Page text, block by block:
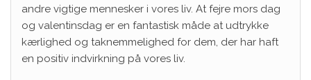
andre vigtige mennesker i vores liv. At fejre mors dag
og valentinsdag er en fantastisk måde at udtrykke
kærlighed og taknemmelighed for dem, der har haft
en positiv indvirkning på vores liv.